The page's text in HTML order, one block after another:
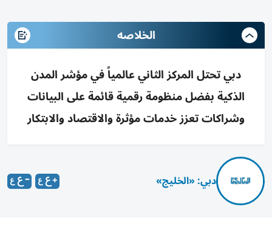
الخلاصه
دبي تحتل المركز الثاني عالمياً في مؤشر المدن
الذكية بفضل منظومة رقمية قائمة على البيانات
وشراكات تعزز خدمات مؤثرة والاقتصاد والابتكار
دبي: «الخليج»